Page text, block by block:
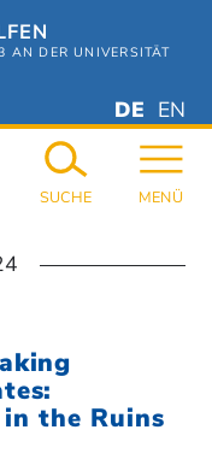
AN DER UNIVERSITÄT
DEUTSCH
GERMAN
DE EN
MENÜ
SUCHE
the Ruins